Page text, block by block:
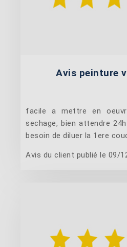
Avis peinture
facile a mettre en
sechage, bien attendre
besoin de diluer la 1ere
Avis du client publié le 09/